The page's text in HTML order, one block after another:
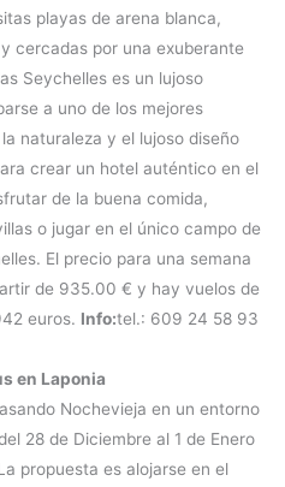
playas de arena blanca,
cercadas por una exuberante
Seychelles es un lujoso
a uno de los mejores
naturaleza y el lujoso diseño
crear un hotel auténtico en el
de la buena comida,
o jugar en el único campo de
El precio para una semana
de 935.00 € y hay vuelos de
euros. Info:tel.: 609 24 58 93
en Laponia
Nochevieja en un entorno
28 de Diciembre al 1 de Enero
propuesta es alojarse en el